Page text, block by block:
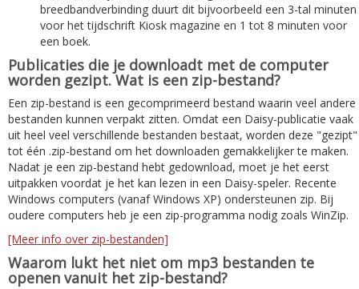
breedbandverbinding duurt dit bijvoorbeeld een 3-tal minuten
voor het tijdschrift Kiosk magazine en 1 tot 8 minuten voor
een boek.
Publicaties die je downloadt met de computer
worden gezipt. Wat is een zip-bestand?
Een zip-bestand is een gecomprimeerd bestand waarin veel andere
bestanden kunnen verpakt zitten. Omdat een Daisy-publicatie vaak
uit heel veel verschillende bestanden bestaat, worden deze "gezipt"
tot één .zip-bestand om het downloaden gemakkelijker te maken.
Nadat je een zip-bestand hebt gedownload, moet je het eerst
uitpakken voordat je het kan lezen in een Daisy-speler. Recente
Windows computers (vanaf Windows XP) ondersteunen zip. Bij
oudere computers heb je een zip-programma nodig zoals WinZip.
[Meer info over zip-bestanden]
Waarom lukt het niet om mp3 bestanden te
openen vanuit het zip-bestand?